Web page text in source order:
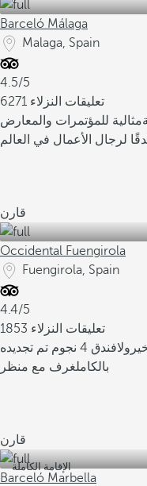
Barceló Málaga
Malaga, Spain
4.5/5
6271 تعليقات النزلاء
مثالية للمؤتمرات والمعارض
قارن
Occidental Fuengirola
Fuengirola, Spain
4.4/5
1853 تعليقات النزلاء
فندق 4 نجوم تم تجديده
بالكاملغرف مع منظر
قارن
الإقامة الكاملة
Barceló Marbella
ا
ل
ث
ر
ا
ا
ا
ف
ي
ل
ل
م
ن
ط
ق
م
ن
ب